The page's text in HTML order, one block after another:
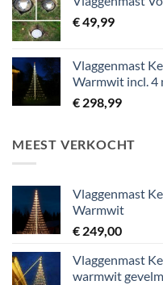
€49,99
Vlaggenmast
Warmwit incl. 4
€ 298,99
MEEST VERKOCHT
Vlaggenmast
Warmwit
€ 249,00
Vlaggenmast
warmwit